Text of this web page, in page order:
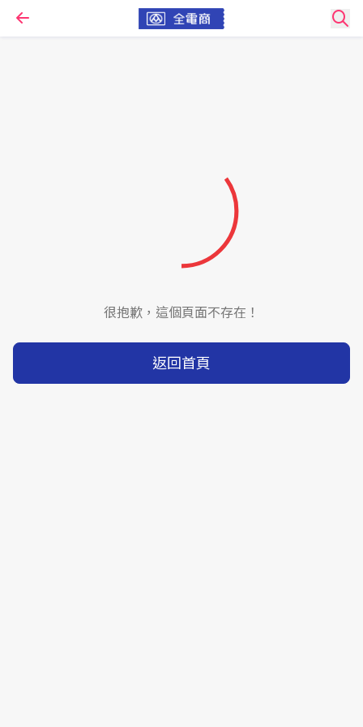
很抱歉，這個頁面不存在！
返回首頁